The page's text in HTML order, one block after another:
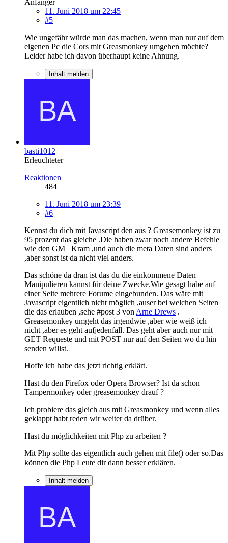
11. Juni 2018 um 22:45
#5
Wie ungefähr würde man das machen, wenn man nur auf dem
eigenen Pc die Cors mit Greasmonkey umgehen möchte?
Leider habe ich davon überhaupt keine Ahnung.
Inhalt melden
basti1012
Erleuchteter
Reaktionen
484
11. Juni 2018 um 23:39
#6
Kennst du dich mit Javascript den aus ? Greasemonkey ist zu
95 prozent das gleiche .Die haben zwar noch andere Befehle
wie den GM_ Kram ,und auch die meta Daten sind anders
,aber sonst ist da nicht viel anders.
Das schöne da dran ist das du die einkommene Daten
Manipulieren kannst für deine Zwecke.Wie gesagt habe auf
einer Seite mehrere Forume eingebunden. Das wäre mit
Javascript eigentlich nicht möglich ,auser bei welchen Seiten
die das erlauben ,sehe #post 3 von Arne Drews .
Greasemonkey umgeht das irgendwie ,aber wie weiß ich
nicht ,aber es geht aufjedenfall. Das geht aber auch nur mit
GET Requeste und mit POST nur auf den Seiten wo du hin
senden willst.
Hoffe ich habe das jetzt richtig erklärt.
Hast du den Firefox oder Opera Browser? Ist da schon
Tampermonkey oder greasemonkey drauf ?
Ich probiere das gleich aus mit Greasmonkey und wenn alles
geklappt habt reden wir weiter da drüber.
Hast du möglichkeiten mit Php zu arbeiten ?
Mit Php sollte das eigentlich auch gehen mit file() oder so.Das
können die Php Leute dir dann besser erklären.
Inhalt melden